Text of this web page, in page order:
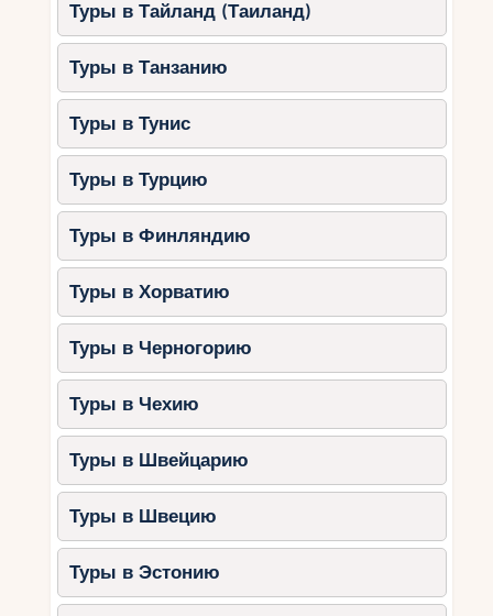
Туры в Тайланд (Таиланд)
Туры в Танзанию
Туры в Тунис
Туры в Турцию
Туры в Финляндию
Туры в Хорватию
Туры в Черногорию
Туры в Чехию
Туры в Швейцарию
Туры в Швецию
Туры в Эстонию